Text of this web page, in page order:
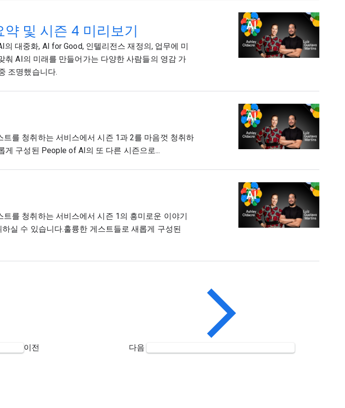
및 시즌 4 미리보기
대중화, AI for Good, 인텔리전스 재정의, 업무에 미
춰 AI의 미래를 만들어가는 다양한 사람들의 영감 가
조명했습니다.
를 청취하는 서비스에서 시즌 1과 2를 마음껏 청취하
게 구성된 People of AI의 또 다른 시즌으로...
를 청취하는 서비스에서 시즌 1의 흥미로운 이야기
실 수 있습니다.훌륭한 게스트들로 새롭게 구성된
이전 다음